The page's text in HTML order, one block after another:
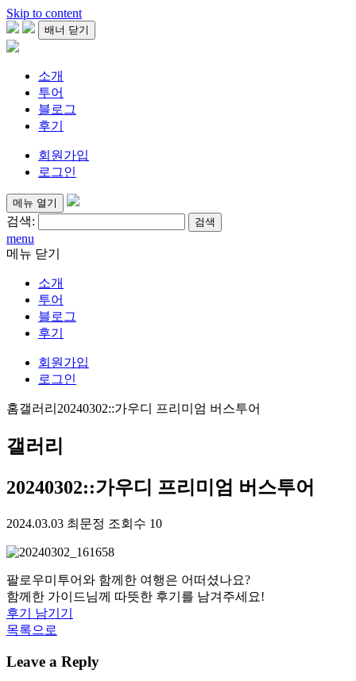
Skip to content
배너 닫기
소개
투어
블로그
후기
회원가입
로그인
메뉴 열기
검색:
menu
메뉴 닫기
소개
투어
블로그
후기
회원가입
로그인
홈갤러리 20240302::가우디 프리미엄 버스투어
갤러리
20240302::가우디 프리미엄 버스투어
2024.03.03 최문정 조회수 10
팔로우미투어와 함께한 여행은 어떠셨나요?
함께한 가이드님께 따뜻한 후기를 남겨주세요!
후기 남기기
목록으로
Leave a Reply